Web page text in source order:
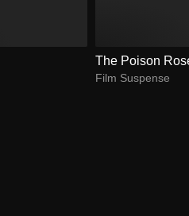
The Poison
Film Suspense